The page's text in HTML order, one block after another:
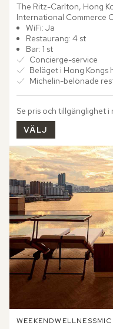
The Ritz-Carlton, Hong
International Commerce
Hotellet vilar ovanför
tillgång...
WiFi: Ja
Restaurang: 4 st
Bar: 1 st
Concierge-service
Beläget i Hong Kongs
Michelin-belönade
Se pris och tillgänglighet i
VÄLJ
WEEKENDWELLNESS